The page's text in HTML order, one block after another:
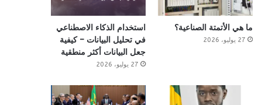
ما هي الأتمتة الصناعية؟
27 يوليو، 2026
استخدام الذكاء الاصطناعي
في تحليل البيانات – كيفية
جعل البيانات أكثر منطقية
27 يوليو، 2026